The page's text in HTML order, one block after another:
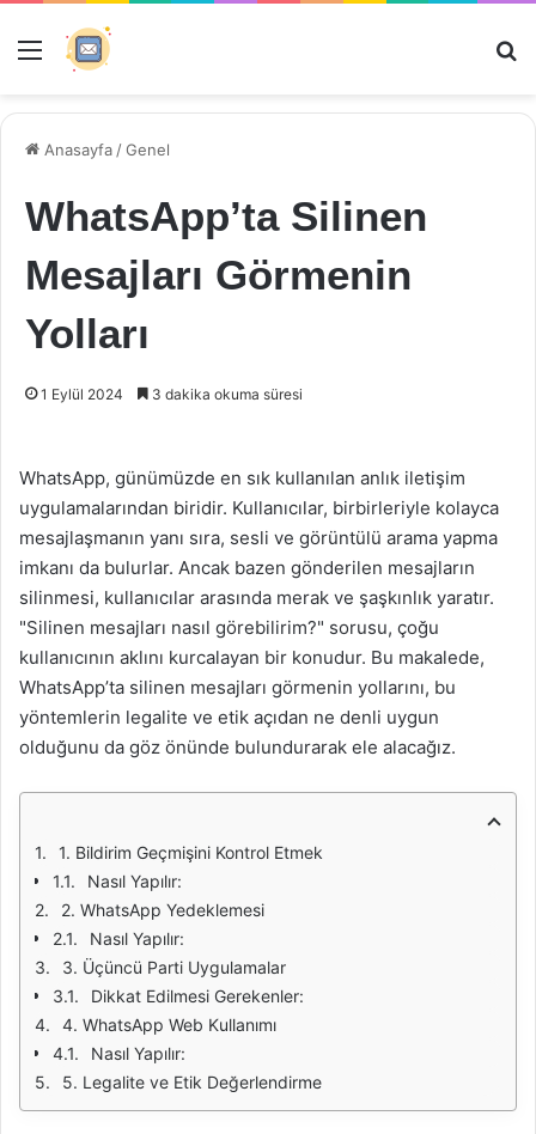
Menü
Anasayfa /Genel
WhatsApp’ta Silinen
Mesajları Görmenin
Yolları
1 Eylül 2024 3 dakika okuma süresi
WhatsApp, günümüzde en sık kullanılan anlık iletişim
uygulamalarından biridir. Kullanıcılar, birbirleriyle kolayca
mesajlaşmanın yanı sıra, sesli ve görüntülü arama yapma
imkanı da bulurlar. Ancak bazen gönderilen mesajların
silinmesi, kullanıcılar arasında merak ve şaşkınlık yaratır.
"Silinen mesajları nasıl görebilirim?" sorusu, çoğu
kullanıcının aklını kurcalayan bir konudur. Bu makalede,
WhatsApp’ta silinen mesajları görmenin yollarını, bu
yöntemlerin legalite ve etik açıdan ne denli uygun
olduğunu da göz önünde bulundurarak ele alacağız.
1. Bildirim Geçmişini Kontrol Etmek
Nasıl Yapılır:
2. WhatsApp Yedeklemesi
Nasıl Yapılır:
3. Üçüncü Parti Uygulamalar
Dikkat Edilmesi Gerekenler:
4. WhatsApp Web Kullanımı
Nasıl Yapılır:
5. Legalite ve Etik Değerlendirme